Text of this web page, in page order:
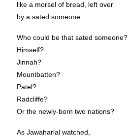
like a morsel of bread, left over
by a sated someone.
Who could be that sated someone?
Himself?
Jinnah?
Mountbatten?
Patel?
Radcliffe?
Or the newly-born two nations?
As Jawaharlal watched,